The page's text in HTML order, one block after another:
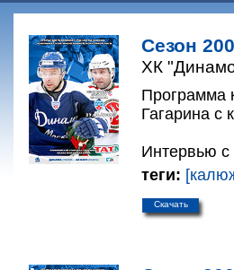
Сезон
ХК
Программа
Гагарина с
Интервью
теги:
Скачать